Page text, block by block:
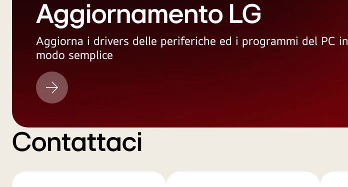
Aggiornamento LG
Aggiorna i drivers delle periferiche ed i programmi del PC in
modo semplice
Aggiornamento
LG
Contattaci